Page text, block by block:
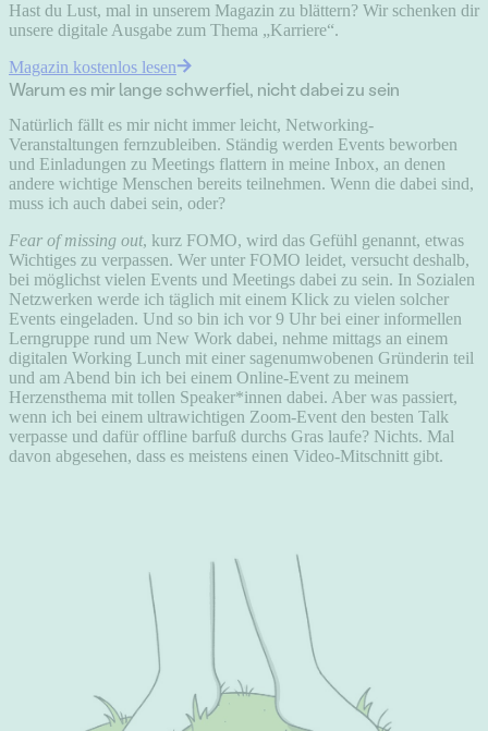
Hast du Lust, mal in unserem Magazin zu blättern? Wir schenken dir
unsere digitale Ausgabe zum Thema „Karriere“.
Magazin kostenlos lesen
Warum es mir lange schwerfiel, nicht dabei zu sein
Natürlich fällt es mir nicht immer leicht, Networking-
Veranstaltungen fernzubleiben. Ständig werden Events beworben
und Einladungen zu Meetings flattern in meine Inbox, an denen
andere wichtige Menschen bereits teilnehmen. Wenn die dabei sind,
muss ich auch dabei sein, oder?
Fear of missing out, kurz FOMO, wird das Gefühl genannt, etwas
Wichtiges zu verpassen. Wer unter FOMO leidet, versucht deshalb,
bei möglichst vielen Events und Meetings dabei zu sein. In Sozialen
Netzwerken werde ich täglich mit einem Klick zu vielen solcher
Events eingeladen. Und so bin ich vor 9 Uhr bei einer informellen
Lerngruppe rund um New Work dabei, nehme mittags an einem
digitalen Working Lunch mit einer sagenumwobenen Gründerin teil
und am Abend bin ich bei einem Online-Event zu meinem
Herzensthema mit tollen Speaker*innen dabei. Aber was passiert,
wenn ich bei einem ultrawichtigen Zoom-Event den besten Talk
verpasse und dafür offline barfuß durchs Gras laufe? Nichts. Mal
davon abgesehen, dass es meistens einen Video-Mitschnitt gibt.